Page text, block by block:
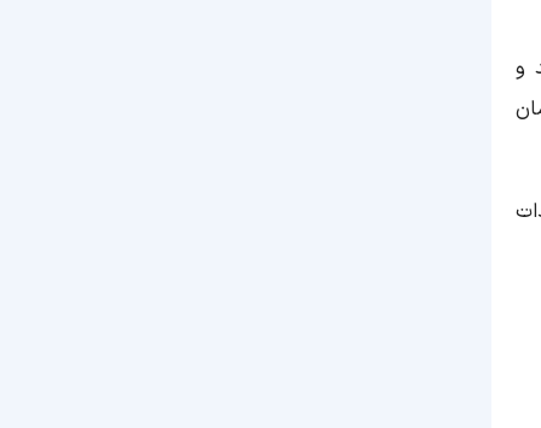
و